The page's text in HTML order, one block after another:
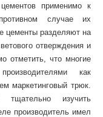
применимо к
случае их
цементы разделяют на
отверждения и
отметить, что многие
как
маркетинговый трюк.
тщательно изучить
производитель имел